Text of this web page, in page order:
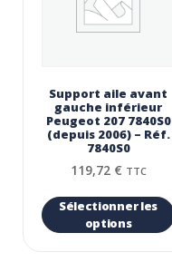
Support aile avant
gauche inférieur
Peugeot 207 7840S0
(depuis 2006) – Réf.
7840S0
119,72 € TTC
Sélectionner les
options